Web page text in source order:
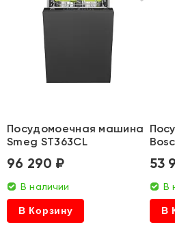
Посудомоечная машина
Smeg ST363CL
96 290 ₽
В наличии
В Корзину
53
В
В